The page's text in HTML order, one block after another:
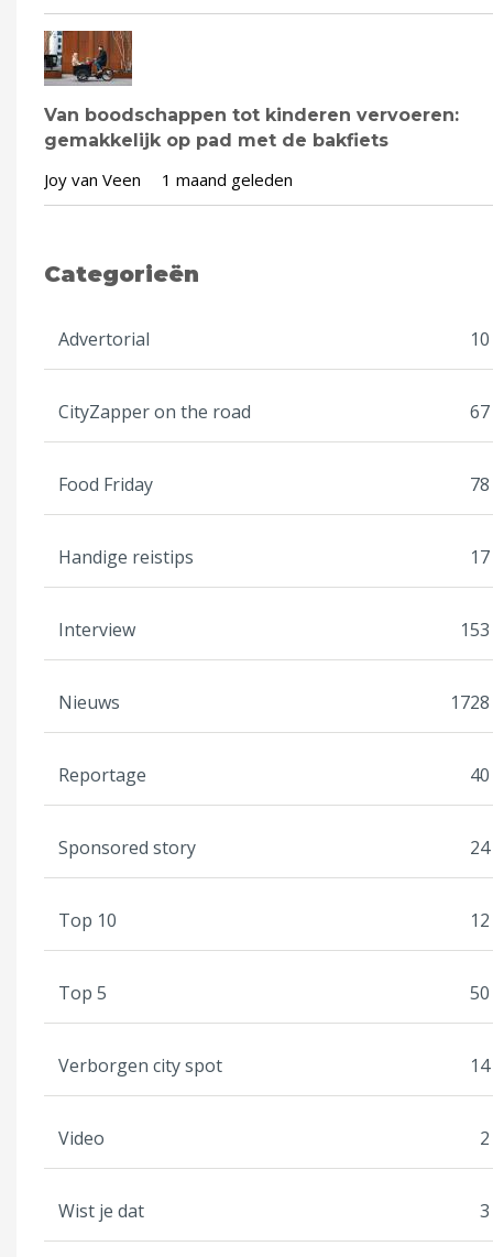
Van boodschappen tot kinderen vervoeren:
gemakkelijk op pad met de bakfiets
Joy van Veen 1 maand geleden
Categorieën
Advertorial 10
CityZapper on the road 67
Food Friday 78
Handige reistips 17
Interview 153
Nieuws 1728
Reportage 40
Sponsored story 24
Top 10 12
Top 5 50
Verborgen city spot 14
Video 2
Wist je dat 3